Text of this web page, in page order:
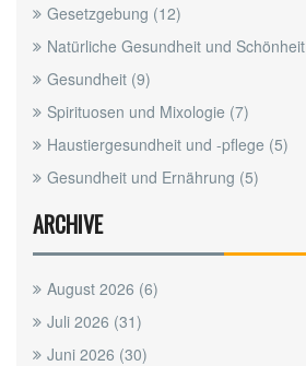
Gesetzgebung (12)
Natürliche Gesundheit und Schönheit
Gesundheit (9)
Spirituosen und Mixologie (7)
Haustiergesundheit und -pflege (5)
Gesundheit und Ernährung (5)
ARCHIVE
August 2026 (6)
Juli 2026 (31)
Juni 2026 (30)